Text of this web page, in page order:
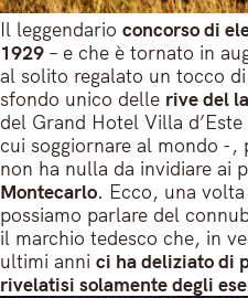
Il leggendario concorso di
1929 – e che è tornato in
al solito regalato un tocco
sfondo unico delle rive del
del Grand Hotel Villa
cui soggiornare al mondo -,
non ha nulla da invidiare ai
Montecarlo. Ecco, una
possiamo parlare del
il marchio tedesco che, in
ultimi anni ci ha deliziato di
rivelatisi solamente degli